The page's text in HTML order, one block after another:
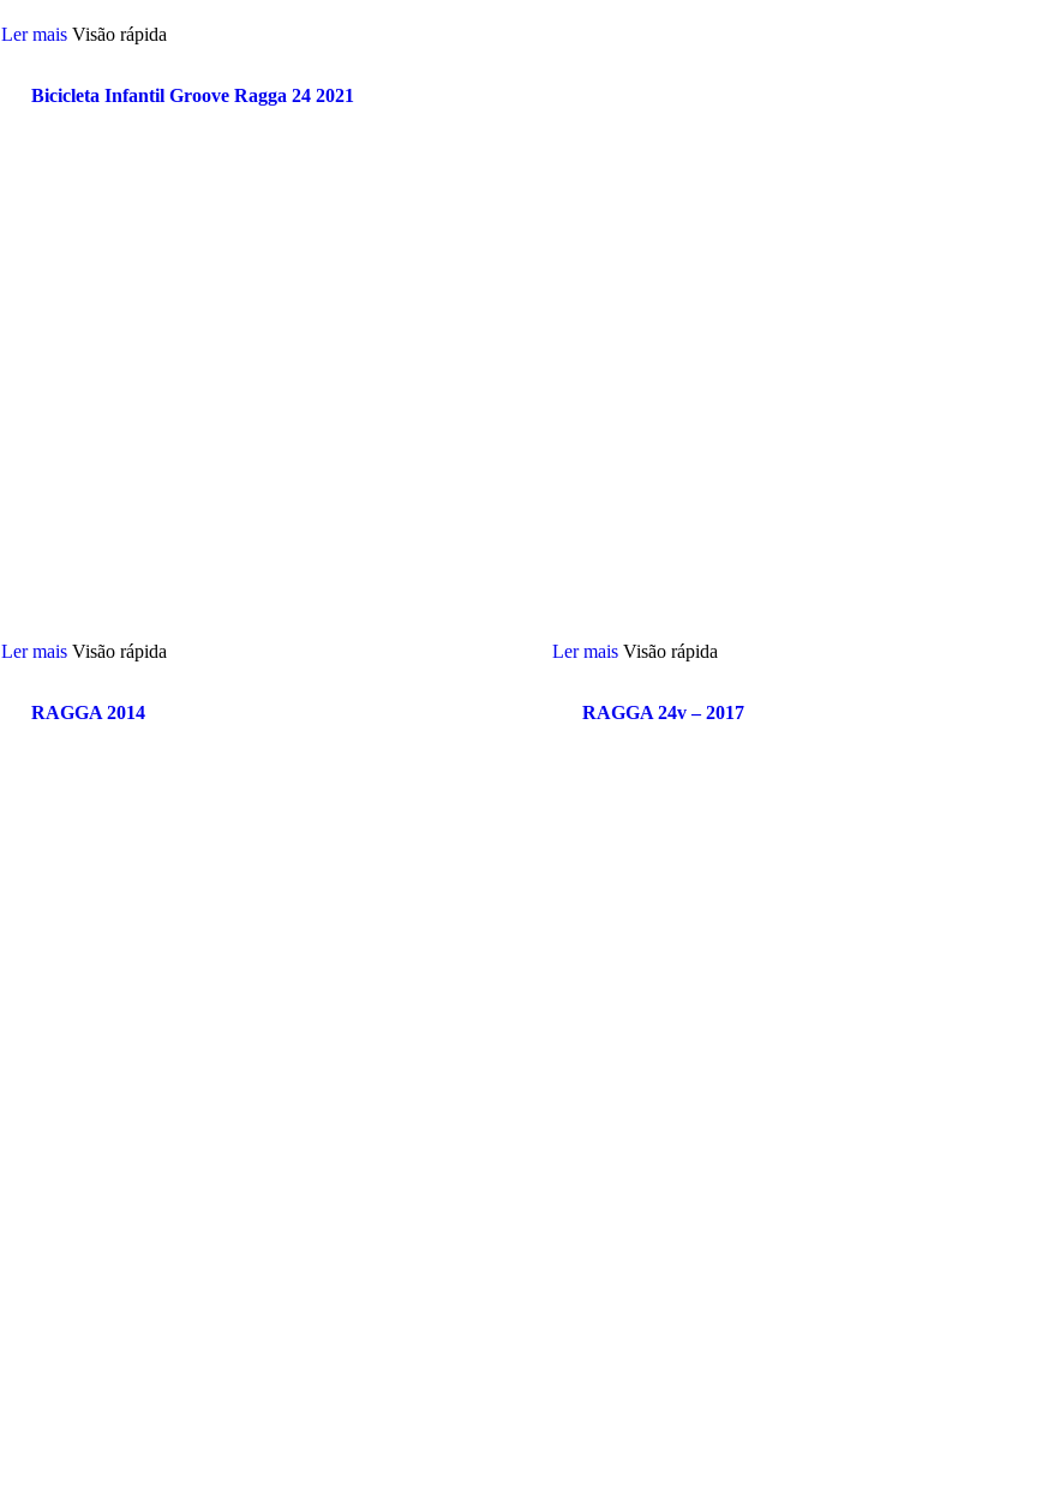
Ler mais Visão rápida
Bicicleta Infantil Groove Ragga 24 2021
Ler mais Visão rápida
RAGGA 2014
Ler mais Visão rápida
RAGGA 24v – 2017